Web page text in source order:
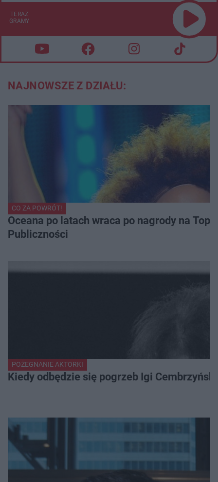
TERAZ
GRAMY
NAJNOWSZE Z DZIAŁU:
CO ZA POWRÓT!
Oceana po latach wraca po nagrody na Top
Publiczności
POŻEGNANIE AKTORKI
Kiedy odbędzie się pogrzeb Igi